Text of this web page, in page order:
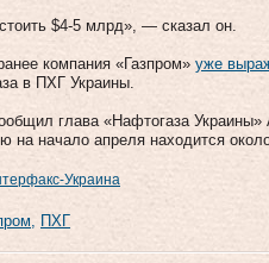
$4-5 млрд», — сказал он.
компания «Газпром» уже
в ПХГ Украины.
глава «Нафтогаза
на начало апреля находится
Украина
, ПХГ